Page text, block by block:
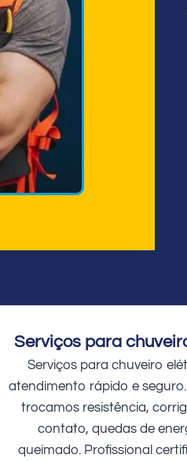
Serviços para
Serviços para chuveiro
atendimento rápido e
trocamos resistência,
contato, quedas de
queimado. Profissional